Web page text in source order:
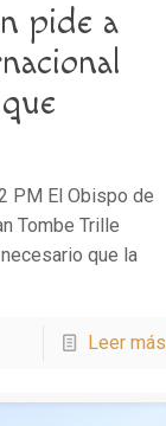
pide a
PM El Obispo de
Tombe Trille
que la
Leer más